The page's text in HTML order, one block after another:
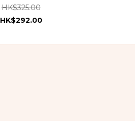
HK$325.00
HK$292.00